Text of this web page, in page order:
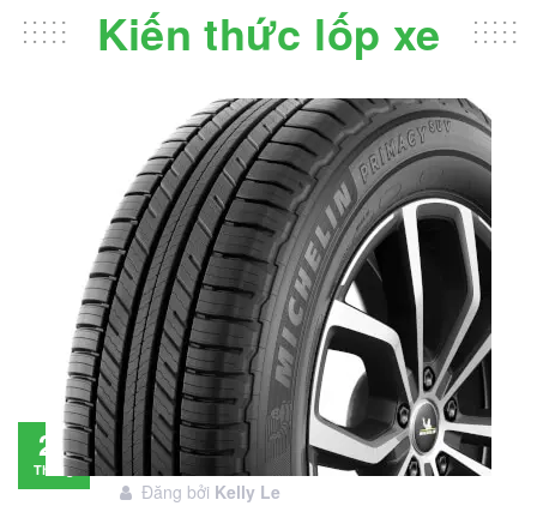
Kiến thức lốp xe
28
Tháng
Đánh giá lốp Michelin Primacy SUV: Đáng
đầu tư không?
Đăng bởi Kelly Le